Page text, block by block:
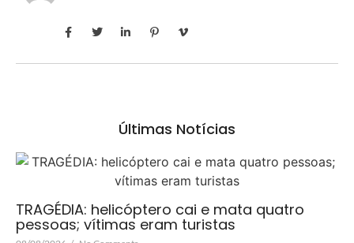
Últimas Notícias
TRAGÉDIA: helicóptero cai e mata quatro
pessoas; vítimas eram turistas